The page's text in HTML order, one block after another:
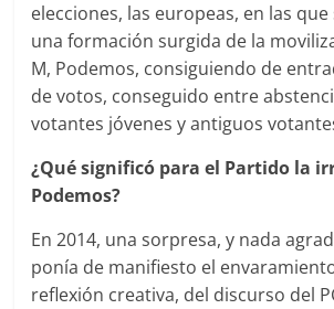
elecciones, las europeas, en las
una formación surgida de la
M, Podemos, consiguiendo de
de votos, conseguido entre
votantes jóvenes y antiguos
¿Qué significó para el Partido la
Podemos?
En 2014, una sorpresa, y nada
ponía de manifiesto el
reflexión creativa, del discurso del